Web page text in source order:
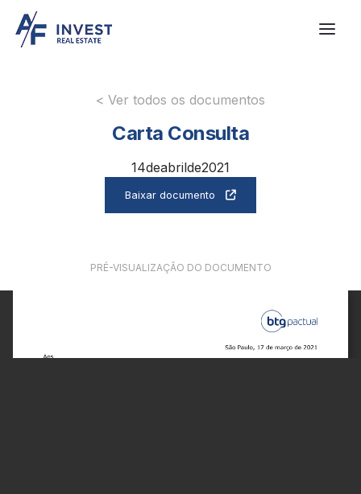
< Ver todos os documentos
Carta Consulta
14deabrilde2021
Baixar documento 
PRÉ-VISUALIZAÇÃO DO DOCUMENTO